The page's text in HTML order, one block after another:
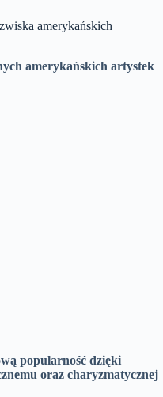
amerykańskich
amerykańskich artystek
popularność dzięki
oraz charyzmatycznej